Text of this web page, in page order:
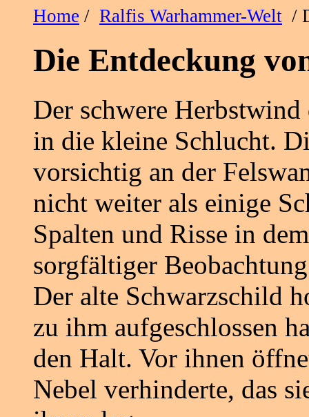
Home / Ralfis Warhammer-Welt /
Die Entdeckung
Der schwere
in die kleine Schlucht.
vorsichtig an der
nicht weiter als einige
Spalten und Risse in
sorgfältiger
Der alte Schwarzschild
zu ihm aufgeschlossen
den Halt. Vor ihnen
Nebel verhinderte, das